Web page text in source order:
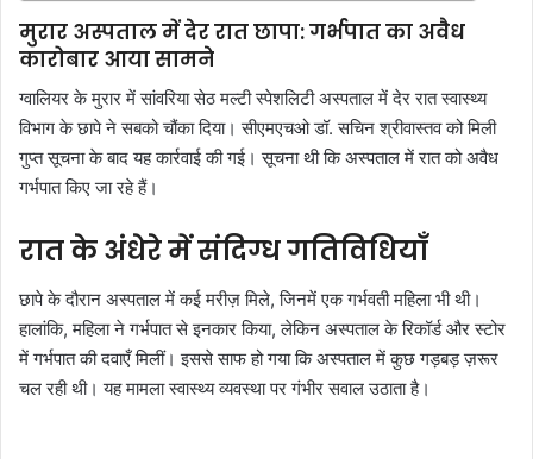
मुरार अस्पताल में देर रात छापा: गर्भपात का अवैध
कारोबार आया सामने
ग्वालियर के मुरार में सांवरिया सेठ मल्टी स्पेशलिटी अस्पताल में देर रात स्वास्थ्य
विभाग के छापे ने सबको चौंका दिया। सीएमएचओ डॉ. सचिन श्रीवास्तव को मिली
गुप्त सूचना के बाद यह कार्रवाई की गई। सूचना थी कि अस्पताल में रात को अवैध
गर्भपात किए जा रहे हैं।
रात के अंधेरे में संदिग्ध गतिविधियाँ
छापे के दौरान अस्पताल में कई मरीज़ मिले, जिनमें एक गर्भवती महिला भी थी।
हालांकि, महिला ने गर्भपात से इनकार किया, लेकिन अस्पताल के रिकॉर्ड और स्टोर
में गर्भपात की दवाएँ मिलीं। इससे साफ हो गया कि अस्पताल में कुछ गड़बड़ ज़रूर
चल रही थी। यह मामला स्वास्थ्य व्यवस्था पर गंभीर सवाल उठाता है।